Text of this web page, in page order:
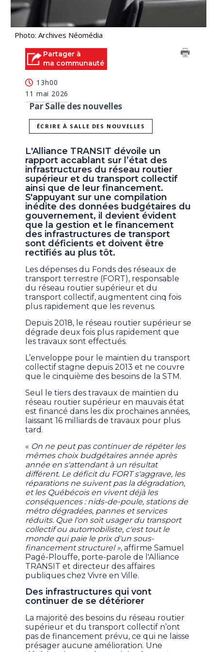
Photo: Archives Néomédia
Partager à
ma communauté
13h00
11 mai 2026
Par Salle des nouvelles
ÉCRIRE À SALLE DES NOUVELLES
L'Alliance TRANSIT dévoile un
rapport accablant sur l’état des
infrastructures du réseau routier
supérieur et du transport collectif
ainsi que de leur financement.
S'appuyant sur une compilation
inédite des données budgétaires du
gouvernement, il devient évident
que la gestion et le financement
des infrastructures de transport
sont déficients et doivent être
rectifiés au plus tôt.
Les dépenses du Fonds des réseaux de
transport terrestre (FORT), responsable
du réseau routier supérieur et du
transport collectif, augmentent cinq fois
plus rapidement que les revenus.
Depuis 2018, le réseau routier supérieur se
dégrade deux fois plus rapidement que
les travaux sont effectués.
L’enveloppe pour le maintien du transport
collectif stagne depuis 2013 et ne couvre
que le cinquième des besoins de la STM.
Seul le tiers des travaux de maintien du
réseau routier supérieur en mauvais état
est financé dans les dix prochaines années,
laissant 16 milliards de travaux pour plus
tard.
« On ne peut pas continuer de répéter les
mêmes choix budgétaires année après
année en s'attendant à un résultat
différent. Le déficit du FORT s'aggrave, les
réparations ne suivent pas la dégradation,
et les Québécois en vivent déjà les
conséquences : nids-de-poule, stations de
métro dégradées, pannes et services
réduits. Que l'on soit usager du transport
collectif ou automobiliste, c'est tout le
monde qui paie le prix d'un sous-
financement structurel », affirme Samuel
Pagé-Plouffe, porte-parole de l'Alliance
TRANSIT et directeur des affaires
publiques chez Vivre en Ville.
Des infrastructures qui vont
continuer de se détériorer
La majorité des besoins du réseau routier
supérieur et du transport collectif n’ont
pas de financement prévu, ce qui ne laisse
présager aucune amélioration. Une